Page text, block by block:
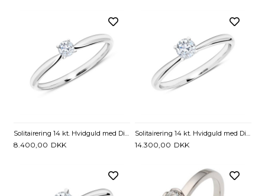
Solitairering 14 kt. Hvidguld med Diamant - 0,15 ct.
8.400,00 DKK
Solitairering 14 kt. Hvidguld med Diamant - 0,25 ct.
14.300,00 DKK